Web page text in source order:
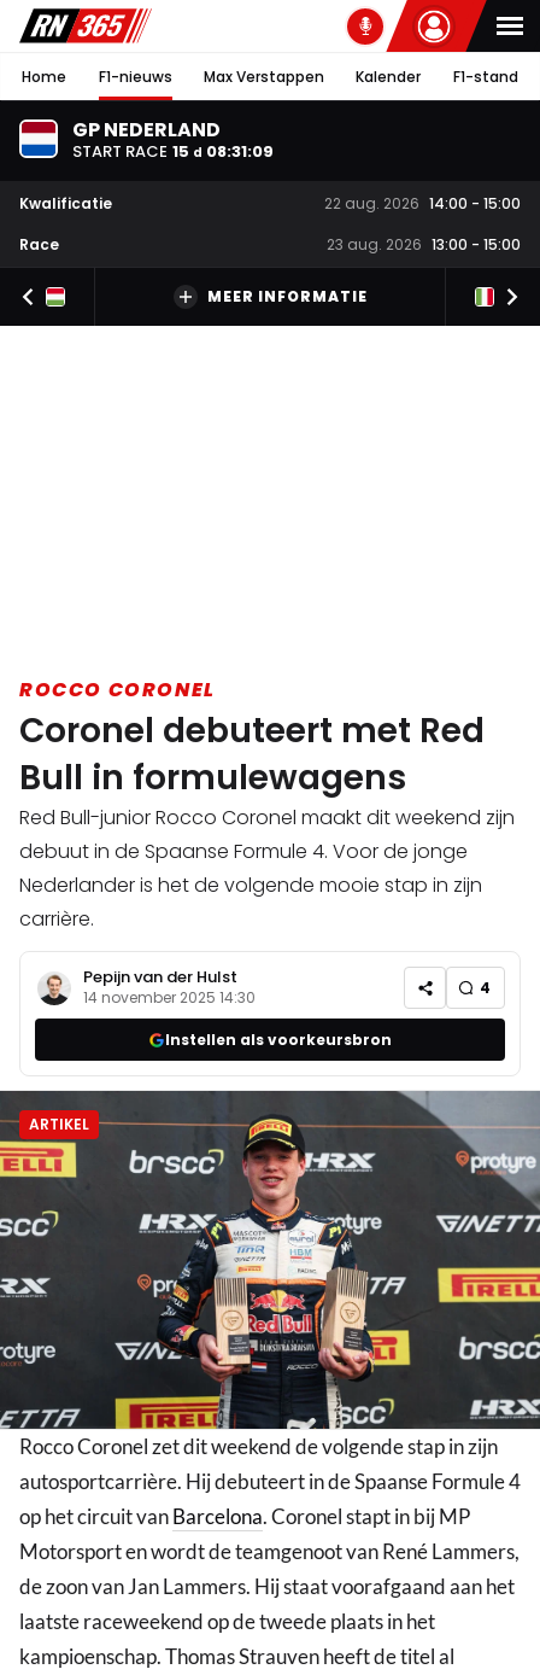
Home F1-nieuws Max Verstappen Kalender F1-stand
GP NEDERLAND
START RACE 15 d 08:31:08
Kwalificatie 22 aug. 2026 14:00 - 15:00
Race
23 aug. 2026 13:00 - 15:00
MEER INFORMATIE
ROCCO CORONEL
Coronel debuteert met Red
Bull in formulewagens
Red Bull-junior Rocco Coronel maakt dit weekend zijn
debuut in de Spaanse Formule 4. Voor de jonge
Nederlander is het de volgende mooie stap in zijn
carrière.
Pepijn van der Hulst
14 november 2025 14:30 4
Instellen als voorkeursbron
ARTIKEL
Rocco Coronel zet dit weekend de volgende stap in zijn
autosportcarrière. Hij debuteert in de Spaanse Formule 4
op het circuit vanBarcelona. Coronel stapt in bij MP
Motorsport en wordt de teamgenoot van René Lammers,
de zoon van Jan Lammers. Hij staat voorafgaand aan het
laatste raceweekend op de tweede plaats in het
kampioenschap. Thomas Strauven heeft de titel al